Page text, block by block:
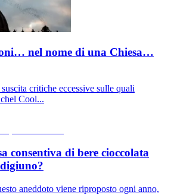
nel nome di una Chiesa…
critiche eccessive sulle quali
Cool...
consentiva di bere cioccolata
aneddoto viene riproposto ogni anno,